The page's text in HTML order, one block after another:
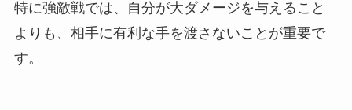
特に強敵戦では、自分が大ダメージを与えること
よりも、相手に有利な手を渡さないことが重要で
す。